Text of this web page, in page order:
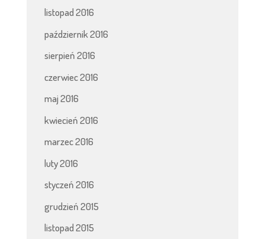
listopad 2016
październik 2016
sierpień 2016
czerwiec 2016
maj 2016
kwiecień 2016
marzec 2016
luty 2016
styczeń 2016
grudzień 2015
listopad 2015